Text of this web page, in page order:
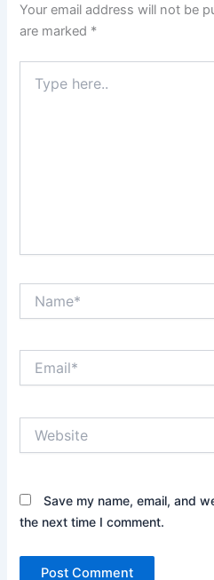
Your email address will not be
are marked *
here..
Save my name, email, and
the next time I comment.